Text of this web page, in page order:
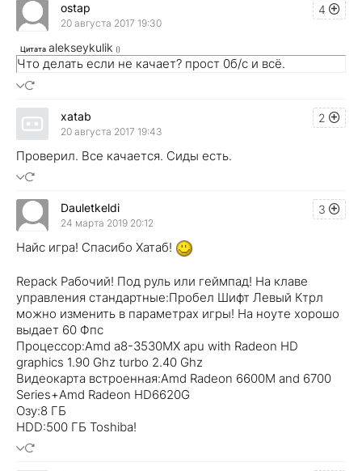
4
ostap
20 августа 2017 19:30
Цитата alekseykulik ()
Что делать если не качает? прост 0б/с и всё.
2
xatab
20 августа 2017 19:43
Проверил. Все качается. Сиды есть.
3
Dauletkeldi
24 марта 2019 20:12
Найс игра! Спасибо Хатаб!
Repack Рабочий! Под руль или геймпад! На клаве
управления стандартные:Пробел Шифт Левый Ктрл
можно изменить в параметрах игры! На ноуте хорошо
выдает 60 Фпс
Процессор:Amd a8-3530MX apu with Radeon HD
graphics 1.90 Ghz turbo 2.40 Ghz
Видеокарта встроенная:Amd Radeon 6600M and 6700
Series+Amd Radeon HD6620G
Озу:8 ГБ
HDD:500 ГБ Toshiba!